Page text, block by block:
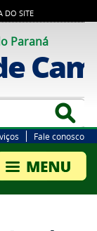
DO SITE
Paraná
Fale conosco